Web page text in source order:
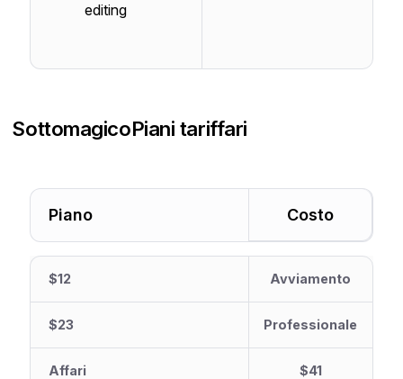
editing
SottomagicoPiani tariffari
Piano Costo
$12 Avviamento
$23 Professionale
Affari $41